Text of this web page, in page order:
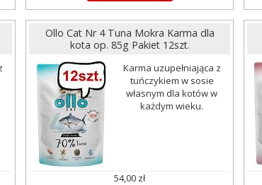
Ollo Cat Nr 4 Tuna Mokra Karma dla
kota op. 85g Pakiet 12szt.
Karma uzupełniająca z
tuńczykiem w sosie
własnym dla kotów w
każdym wieku.
54,00 zł